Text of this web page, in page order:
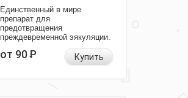
Единственный в мире
препарат для
предотвращения
преждевременной эякуляции.
от 90Р Купить